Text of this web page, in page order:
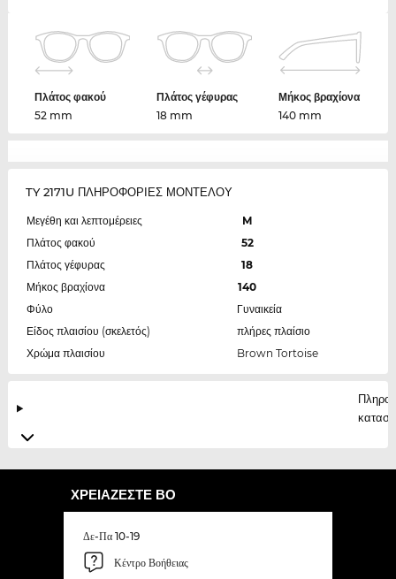
Πλάτος φακού
52 mm
Πλάτος γέφυρας
18 mm
Μήκος βραχίονα
140 mm
TY 2171U ΠΛΗΡΟΦΟΡΙΕΣ ΜΟΝΤΕΛΟΥ
Μεγέθη και λεπτομέρειες
M
Πλάτος φακού
52
Πλάτος γέφυρας
18
Μήκος βραχίονα
140
Φύλο
Γυναικεία
Είδος πλαισίου (σκελετός)
πλήρες πλαίσιο
Χρώμα πλαισίου
Brown Tortoise
ΧΡΕΙΆΖΕΣΤΕ ΒΟ
Δε-Πα 10-19
Κέντρο Βοήθειας